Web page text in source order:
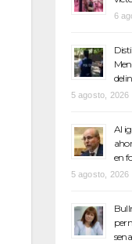
6
5 agosto, 2026
Al
en
5 agosto, 2026